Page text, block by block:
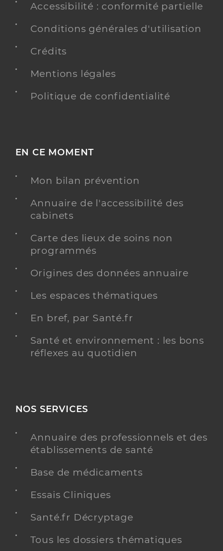
Accessibilité : conformité partielle
Conditions générales d'utilisation
Crédits
Mentions légales
Politique de confidentialité
EN CE MOMENT
Mon bilan prévention
Annuaire de l'accessibilité des
cabinets
Carte des lieux de soins non
programmés
Origines des données annuaire
Les espaces thématiques
En bref, par Santé.fr
Santé et environnement : les bons
réflexes au quotidien
NOS SERVICES
Annuaire des professionnels et des
établissements de santé
Base de médicaments
Essais Cliniques
Santé.fr Décryptage
Tous les dossiers thématiques